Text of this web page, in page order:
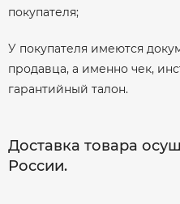
покупателя;
У покупателя имеются
продавца, а именно чек,
гарантийный талон.
Доставка товара
России.